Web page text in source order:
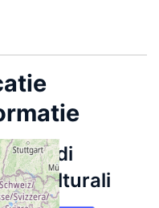
di
Culturali